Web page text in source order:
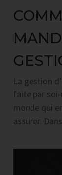
La gestion
faite par soi-
monde qui
assurer.